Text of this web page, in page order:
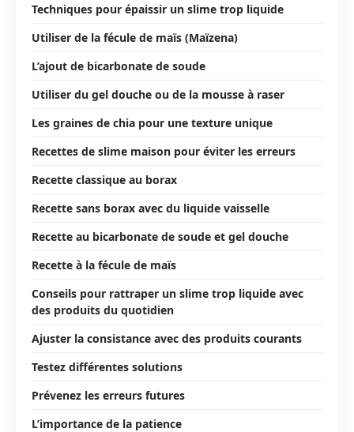
Techniques pour épaissir un slime trop liquide
Utiliser de la fécule de maïs (Maïzena)
L’ajout de bicarbonate de soude
Utiliser du gel douche ou de la mousse à raser
Les graines de chia pour une texture unique
Recettes de slime maison pour éviter les erreurs
Recette classique au borax
Recette sans borax avec du liquide vaisselle
Recette au bicarbonate de soude et gel douche
Recette à la fécule de maïs
Conseils pour rattraper un slime trop liquide avec
des produits du quotidien
Ajuster la consistance avec des produits courants
Testez différentes solutions
Prévenez les erreurs futures
L’importance de la patience